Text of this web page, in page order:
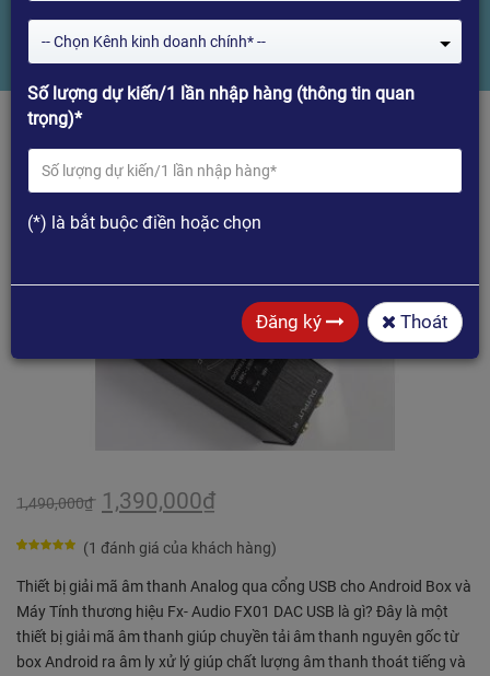
Home
USB DAC FX01 - Thiết bị giải mã âm thanh Android Box và Máy Tính
1,490,000₫ 1,390,000₫
dựa
trên
(1 đánh giá của khách hàng)
Thiết bị giải mã âm thanh Analog qua cổng USB cho Android Box và
Máy Tính thương hiệu Fx- Audio FX01 DAC USB là gì? Đây là một
thiết bị giải mã âm thanh giúp chuyền tải âm thanh nguyên gốc từ
box Android ra âm ly xử lý giúp chất lượng âm thanh thoát tiếng và
-- Chọn Kênh kinh doanh chính* --
Số lượng dự kiến/1 lần nhập hàng (thông tin quan
trọng)*
(*) là bắt buộc điền hoặc chọn
Đăng ký Thoát